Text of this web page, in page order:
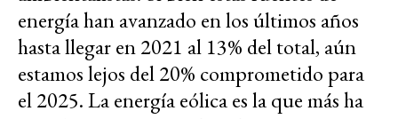
energía han avanzado en los últimos años
hasta llegar en 2021 al 13% del total, aún
estamos lejos del 20% comprometido para
el 2025. La energía eólica es la que más ha